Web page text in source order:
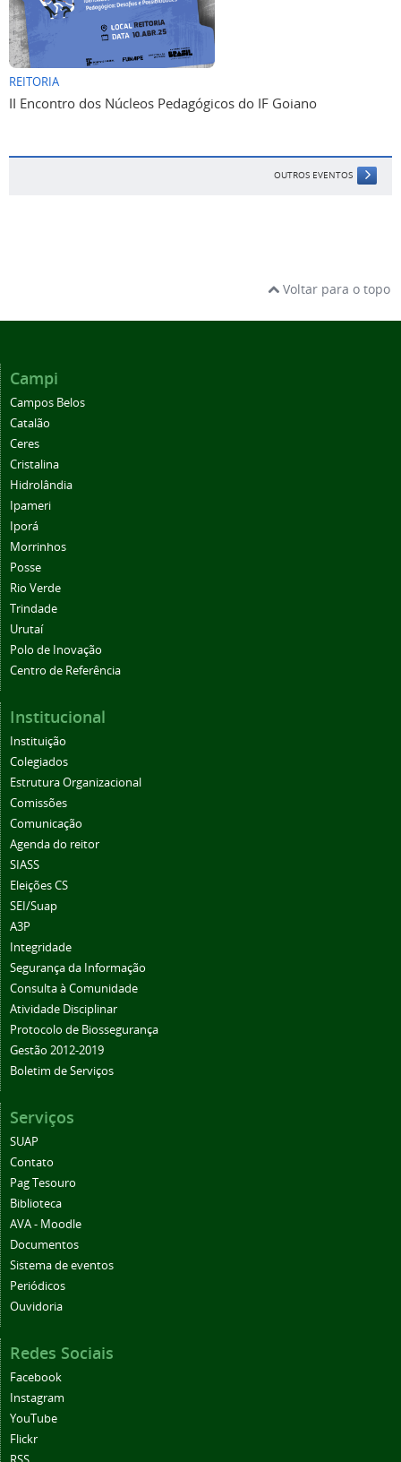
REITORIA
II Encontro dos Núcleos Pedagógicos do IF Goiano
OUTROS EVENTOS
Voltar para o topo
Campi
Campos Belos
Catalão
Ceres
Cristalina
Hidrolândia
Ipameri
Iporá
Morrinhos
Posse
Rio Verde
Trindade
Urutaí
Polo de Inovação
Centro de Referência
Institucional
Instituição
Colegiados
Estrutura Organizacional
Comissões
Comunicação
Agenda do reitor
SIASS
Eleições CS
SEI/Suap
A3P
Integridade
Segurança da Informação
Consulta à Comunidade
Atividade Disciplinar
Protocolo de Biossegurança
Gestão 2012-2019
Boletim de Serviços
Serviços
SUAP
Contato
Pag Tesouro
Biblioteca
AVA - Moodle
Documentos
Sistema de eventos
Periódicos
Ouvidoria
Redes Sociais
Facebook
Instagram
YouTube
Flickr